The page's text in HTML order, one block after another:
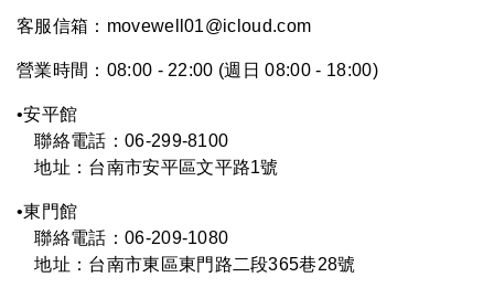
客服信箱：movewell01@icloud.com
營業時間：08:00 - 22:00 (週日 08:00 - 18:00)
•安平館
聯絡電話：06-299-8100
地址：台南市安平區文平路1號
•東門館
聯絡電話：06-209-1080
地址：台南市東區東門路二段365巷28號